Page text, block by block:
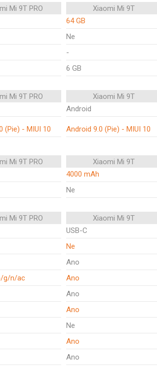
Mi 9T PRO Xiaomi Mi 9T
64 GB
Ne
-
6 GB
Mi 9T PRO Xiaomi Mi 9T
Android
(Pie) - MIUI 10 Android 9.0 (Pie) - MIUI 10
Mi 9T PRO Xiaomi Mi 9T
4000 mAh
Ne
Mi 9T PRO Xiaomi Mi 9T
USB-C
Ne
Ano
g/n/ac Ano
Ano
Ano
Ne
Ano
Ano